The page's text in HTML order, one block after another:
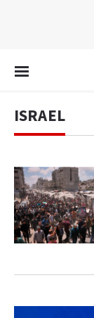
ISRAEL